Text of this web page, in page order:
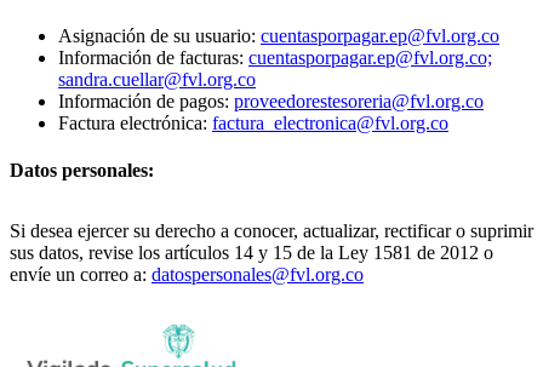
Asignación de su usuario: cuentasporpagar.ep@fvl.org.co
Información de facturas: cuentasporpagar.ep@fvl.org.co;
sandra.cuellar@fvl.org.co
Información de pagos: proveedorestesoreria@fvl.org.co
Factura electrónica: factura_electronica@fvl.org.co
Datos personales:
Si desea ejercer su derecho a conocer, actualizar, rectificar o suprimir
sus datos, revise los artículos 14 y 15 de la Ley 1581 de 2012 o
envíe un correo a: datospersonales@fvl.org.co